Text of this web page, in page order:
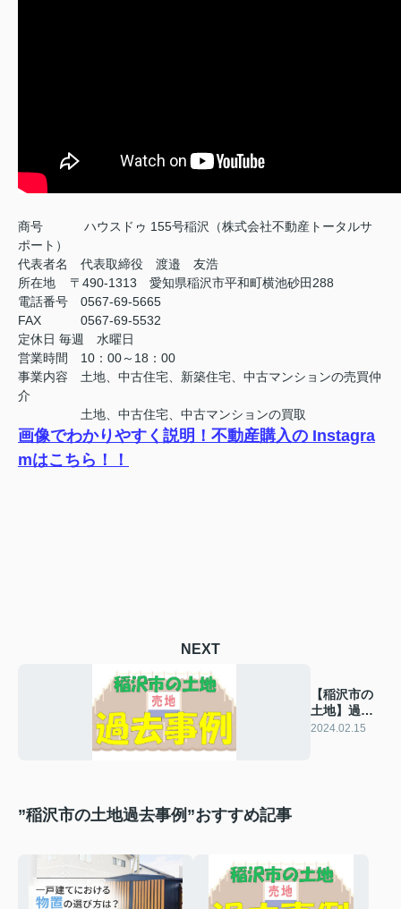
商号
ハウスドゥ 155号稲沢（株式会社不動産トータルサ
ポート）
代表者名 代表取締役 渡邉 友浩
所在地 〒490-1313 愛知県稲沢市平和町横池砂田288
電話番号 0567-69-5665
FAX
0567-69-5532
定休日 毎週 水曜日
営業時間 10：00～18：00
事業内容 土地、中古住宅、新築住宅、中古マンションの売買仲
介
土地、中古住宅、中古マンションの買取
画像でわかりやすく説明！不動産購入の Instagra
mはこちら！！
NEXT
【稲沢市の
土地】過去
の販売事例
2024.02.15
”稲沢市の土地過去事例”おすすめ記事